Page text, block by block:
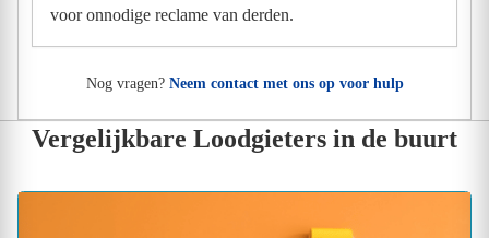
voor onnodige reclame van derden.
Nog vragen? Neem contact met ons op voor hulp
Vergelijkbare Loodgieters in de buurt